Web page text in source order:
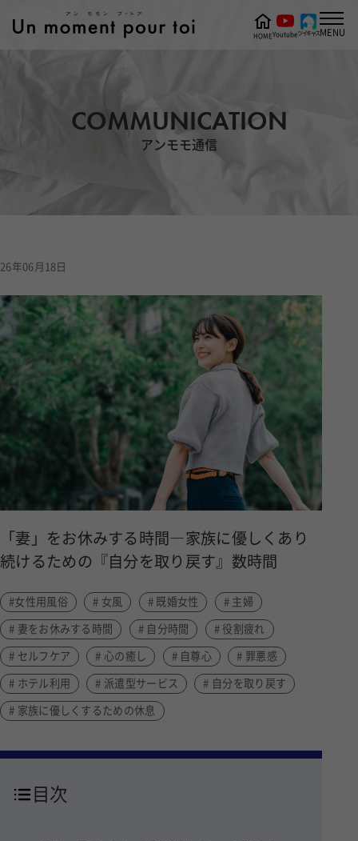
COMMUNICATION
アンモモ通信
HOMEYoutubeツイキャスMENU
26年06月18日
「妻」をお休みする時間―家族に優しくあり
続けるための『自分を取り戻す』数時間
#女性用風俗 # 女風 # 既婚女性 # 主婦
# 妻をお休みする時間 # 自分時間 # 役割疲れ
# セルフケア # 心の癒し # 自尊心 # 罪悪感
# ホテル利用 # 派遣型サービス # 自分を取り戻す
# 家族に優しくするための休息
目次